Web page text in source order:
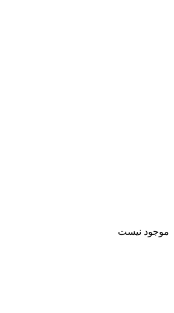
موجود نیست